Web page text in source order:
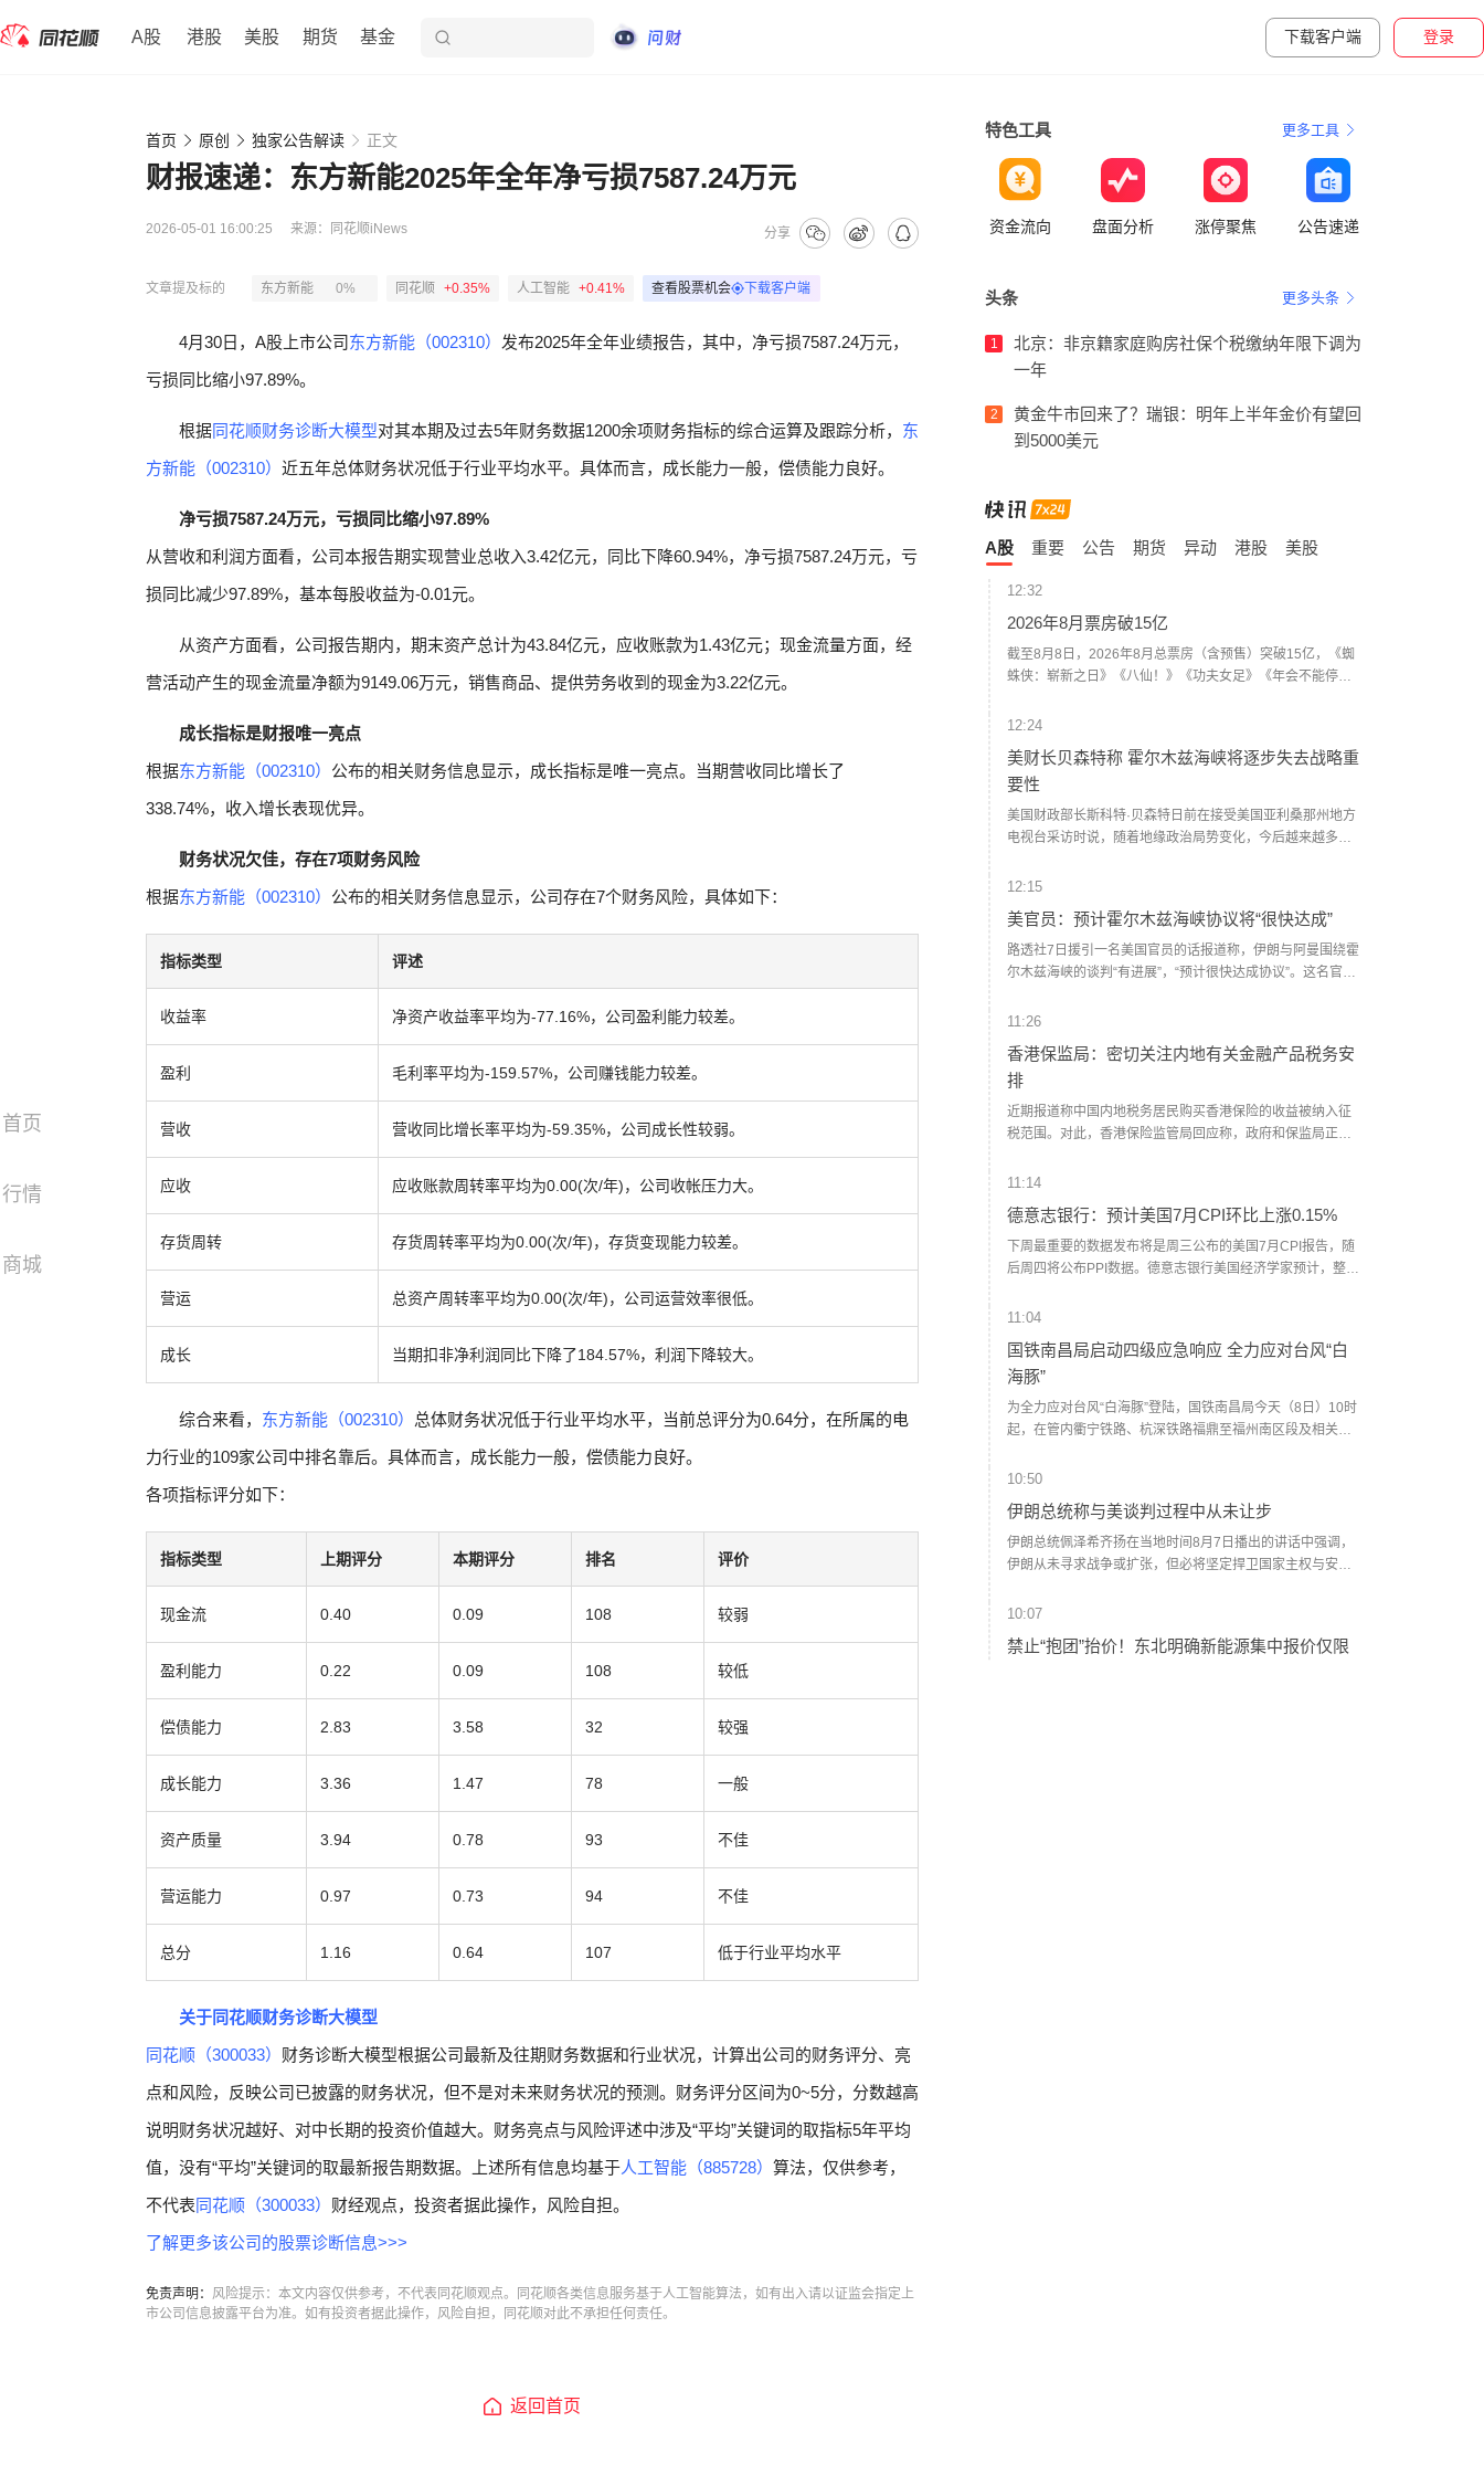
A股 港股 美股 期货 基金 下载客户端 登录
首页
行情
商城
首页 原创 独家公告解读 正文
财报速递：东方新能2025年全年净亏损7587.24万元
2026-05-01 16:00:25 来源： 同花顺iNews 分享
文章提及标的 东方新能 0% 同花顺 +0.35% 人工智能 +0.41% 查看股票机会 下载客户端
4月30日，A股上市公司东方新能（002310） 发布2025年全年业绩报告，其中，净亏损7587.24万元，
亏损同比缩小97.89%。
根据同花顺财务诊断大模型对其本期及过去5年财务数据1200余项财务指标的综合运算及跟踪分析， 东
方新能（002310） 近五年总体财务状况低于行业平均水平。具体而言，成长能力一般，偿债能力良好。
净亏损7587.24万元，亏损同比缩小97.89%
从营收和利润方面看，公司本报告期实现营业总收入3.42亿元，同比下降60.94%，净亏损7587.24万元，亏
损同比减少97.89%，基本每股收益为-0.01元。
从资产方面看，公司报告期内，期末资产总计为43.84亿元，应收账款为1.43亿元；现金流量方面，经
营活动产生的现金流量净额为9149.06万元，销售商品、提供劳务收到的现金为3.22亿元。
成长指标是财报唯一亮点
根据东方新能（002310） 公布的相关财务信息显示，成长指标是唯一亮点。当期营收同比增长了
338.74%，收入增长表现优异。
财务状况欠佳，存在7项财务风险
根据东方新能（002310） 公布的相关财务信息显示，公司存在7个财务风险，具体如下：
指标类型 评述
收益率 净资产收益率平均为-77.16%，公司盈利能力较差。
盈利 毛利率平均为-159.57%，公司赚钱能力较差。
营收 营收同比增长率平均为-59.35%，公司成长性较弱。
应收 应收账款周转率平均为0.00(次/年)，公司收帐压力大。
存货周转 存货周转率平均为0.00(次/年)，存货变现能力较差。
营运 总资产周转率平均为0.00(次/年)，公司运营效率很低。
成长 当期扣非净利润同比下降了184.57%，利润下降较大。
综合来看， 东方新能（002310） 总体财务状况低于行业平均水平，当前总评分为0.64分，在所属的电
力行业的109家公司中排名靠后。具体而言，成长能力一般，偿债能力良好。
各项指标评分如下：
指标类型 上期评分 本期评分 排名 评价
现金流 0.40 0.09 108 较弱
盈利能力 0.22 0.09 108 较低
偿债能力 2.83 3.58 32 较强
成长能力 3.36 1.47 78 一般
资产质量 3.94 0.78 93 不佳
营运能力 0.97 0.73 94 不佳
总分 1.16 0.64 107 低于行业平均水平
关于同花顺财务诊断大模型
同花顺（300033） 财务诊断大模型根据公司最新及往期财务数据和行业状况，计算出公司的财务评分、亮
点和风险，反映公司已披露的财务状况，但不是对未来财务状况的预测。财务评分区间为0~5分，分数越高
说明财务状况越好、对中长期的投资价值越大。财务亮点与风险评述中涉及“平均”关键词的取指标5年平均
值，没有“平均”关键词的取最新报告期数据。上述所有信息均基于人工智能（885728） 算法，仅供参考，
不代表同花顺（300033） 财经观点，投资者据此操作，风险自担。
了解更多该公司的股票诊断信息>>>
免责声明： 风险提示：本文内容仅供参考，不代表同花顺观点。同花顺各类信息服务基于人工智能算法，如有出入请以证监会指定上
市公司信息披露平台为准。如有投资者据此操作，风险自担，同花顺对此不承担任何责任。
返回首页
特色工具 更多工具
资金流向 盘面分析 涨停聚焦 公告速递
头条 更多头条
1
北京：非京籍家庭购房社保个税缴纳年限下调为
一年
2
黄金牛市回来了？瑞银：明年上半年金价有望回
到5000美元
A股 重要 公告 期货 异动 港股 美股
12:32
2026年8月票房破15亿
截至8月8日，2026年8月总票房（含预售）突破15亿，《蜘
蛛侠：崭新之日》《八仙！》《功夫女足》《年会不能停！
12:24
美财长贝森特称 霍尔木兹海峡将逐步失去战略重
要性
美国财政部长斯科特·贝森特日前在接受美国亚利桑那州地方
电视台采访时说，随着地缘政治局势变化，今后越来越多能
失去战略重要性。鉴于伊朗试图控制这条咽喉要道，海峡将
片普通水域，逐步变得不再那么重要。（新华社）
12:15
美官员：预计霍尔木兹海峡协议将“很快达成”
路透社7日援引一名美国官员的话报道称，伊朗与阿曼围绕霍
尔木兹海峡的谈判“有进展”，“预计很快达成协议”。这名官员
除对伊海上封锁。这名官员同时重申，美方行动将继续基于
拉克·拉维德7日在社交媒体上说，一名美伊谈判调解方外交官
告诉他，伊朗谈判代表正在等待伊朗最高国家安全委员会就
协议作出最终决定，“预计很快获得批准”。（新华社）
11:26
香港保监局：密切关注内地有关金融产品税务安
排
近期报道称中国内地税务居民购买香港保险的收益被纳入征
税范围。对此，香港保险监管局回应称，政府和保监局正密
界保持紧密沟通。中国居民就境外投资收益必须依法申报及
保险市场发展成熟，产品设计灵活先进，可提供货币选择、
环球资产配置、人生规划、财富传承等专业服务，相信对内
地客户有一定吸引力。
11:14
德意志银行：预计美国7月CPI环比上涨0.15%
下周最重要的数据发布将是周三公布的美国7月CPI报告，随
后周四将公布PPI数据。德意志银行美国经济学家预计，整体
计环比上涨0.26%，与6月持平。对于PPI数据，预计整体PPI
11:04
国铁南昌局启动四级应急响应 全力应对台风“白
海豚”
为全力应对台风“白海豚”登陆，国铁南昌局今天（8日）10时
起，在管内衢宁铁路、杭深铁路福鼎至福州南区段及相关支
雷达图等技术手段，实时掌握降雨趋势和台风路径，及时对
溪K8748次、洛阳至福州K32次等旅客列车。已购买停运列车
车票的旅客，可于票面乘车日期起30日内（含当日）通过
12306网站、App或车站窗口免费办理退票手续。（央视新
10:50
伊朗总统称与美谈判过程中从未让步
伊朗总统佩泽希齐扬在当地时间8月7日播出的讲话中强调，
伊朗从未寻求战争或扩张，但必将坚定捍卫国家主权与安
吁伊斯兰国家加强团结与信任。谈及伊美停火谅解备忘录，
统特朗普签署以确保履行，但美方在24小时内改变了立场。
10:07
禁止“抱团”抬价！东北明确新能源集中报价仅限